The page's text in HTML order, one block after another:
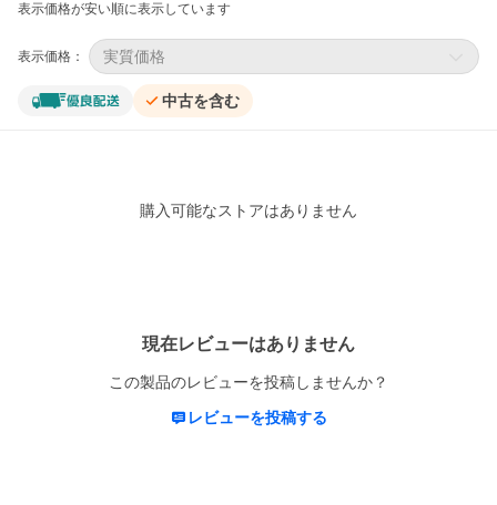
表示価格が安い順に表示しています
表示価格： 実質価格
中古を含む
購入可能なストアはありません
現在レビューはありません
この製品のレビューを投稿しませんか？
レビューを投稿する